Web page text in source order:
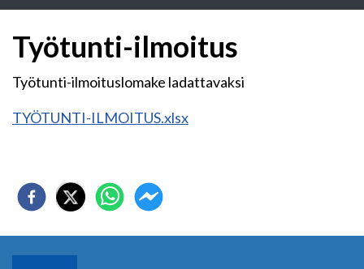
Työtunti-ilmoitus
Työtunti-ilmoituslomake ladattavaksi
TYÖTUNTI-ILMOITUS.xlsx